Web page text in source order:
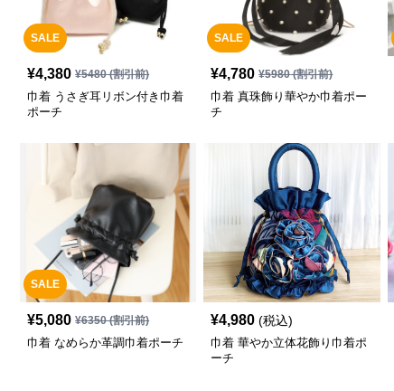
SALE
¥4,380 ¥5480(割引前)
巾着 うさぎ耳リボン付き巾着
ポーチ
SALE
¥4,780 ¥5980(割引前)
巾着 真珠飾り華やか巾着ポー
チ
SALE
¥5,080 ¥6350(割引前)
巾着 なめらか革調巾着ポーチ
¥4,980 (税込)
巾着 華やか立体花飾り巾着ポ
ーチ